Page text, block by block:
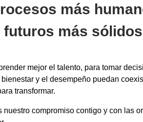
más
más
mejor el talento, para tomar
y el desempeño puedan
transformar.
nuestro compromiso contigo y con las